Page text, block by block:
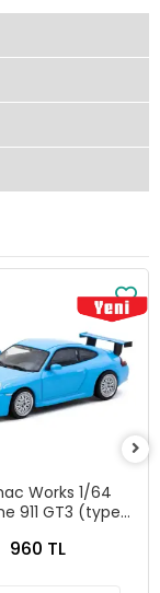
Works 1/64
911 GT3 (type
X iXO Models
960 TL